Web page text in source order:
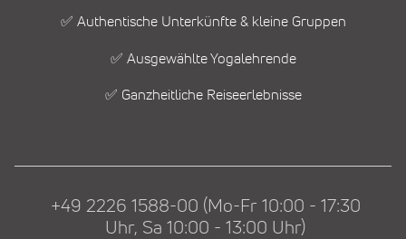
✅ Authentische Unterkünfte & kleine Gruppen
✅ Ausgewählte Yogalehrende
✅ Ganzheitliche Reiseerlebnisse
+49 2226 1588-00 (Mo-Fr 10:00 - 17:30
Uhr, Sa 10:00 - 13:00 Uhr)